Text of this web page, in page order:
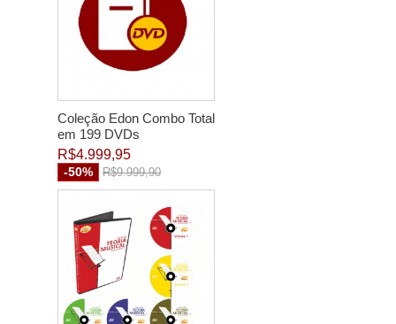
Coleção Edon Combo Total
em 199 DVDs
R$4.999,95
-50% R$9.999,90